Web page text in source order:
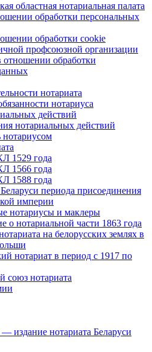
областная нотариальная палата
обработки персональных
обработки cookie
профсоюзной организации
обработки
нотариата
нотариуса
действий
нотариальных действий
1529 года
1566 года
1588 года
периода присоединения
империи
нотариусы и маклеры
о нотариальной части 1863 года
на белорусских землях в
нотариат в период с 1917 по
союз нотариата
издание нотариата Беларуси